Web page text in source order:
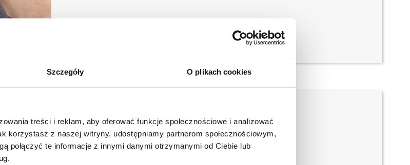
Szczegóły O plikach cookies
treści i reklam, aby oferować funkcje społecznościowe i analizować
korzystasz z naszej witryny, udostępniamy partnerom społecznościowym,
połączyć te informacje z innymi danymi otrzymanymi od Ciebie lub